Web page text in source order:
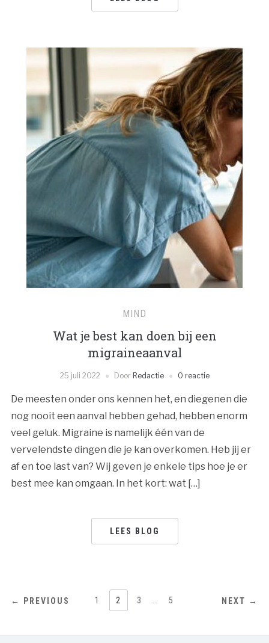
MIND
Wat je best kan doen bij een
migraineaanval
25 juli 2022 Door Redactie 0 reactie
De meesten onder ons kennen het, en diegenen die
nog nooit een aanval hebben gehad, hebben enorm
veel geluk. Migraine is namelijk één van de
vervelendste dingen die je kan overkomen. Heb jij er
af en toe last van? Wij geven je enkele tips hoe je er
best mee kan omgaan. In het kort: wat […]
LEES BLOG
BERICHTNAVIGATIE
← PREVIOUS 1 2 3 5 NEXT →